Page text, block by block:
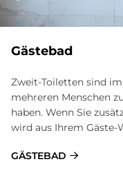
Gästebad
Zweit-Toiletten sind
mehreren Menschen
haben. Wenn Sie
wird aus Ihrem Gäste-
GÄSTEBAD